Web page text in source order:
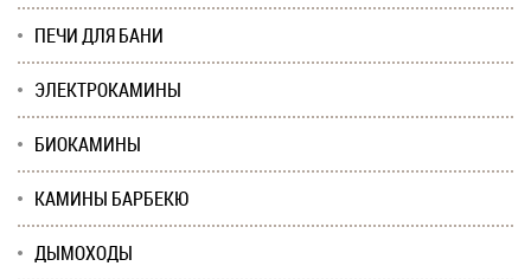
ПЕЧИ ДЛЯ БАНИ
ЭЛЕКТРОКАМИНЫ
БИОКАМИНЫ
КАМИНЫ БАРБЕКЮ
ДЫМОХОДЫ